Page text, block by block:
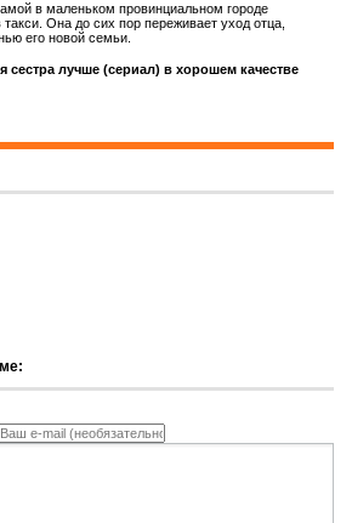
в маленьком провинциальном городе
Она до сих пор переживает уход отца,
его новой семьи.
сестра лучше (сериал) в хорошем качестве